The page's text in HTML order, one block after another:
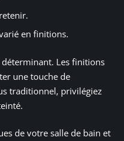
en finitions.
déterminant. Les finitions
une touche de
traditionnel, privilégiez
de votre salle de bain et